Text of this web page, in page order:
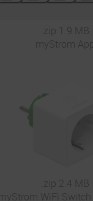
.zip 1.9 MB
myStrom
.zip 2.4 MB
myStrom WiFi